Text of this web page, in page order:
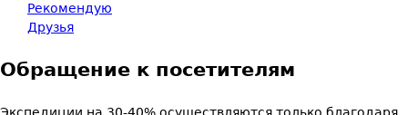
Рекомендую
Друзья
Обращение к посетителям